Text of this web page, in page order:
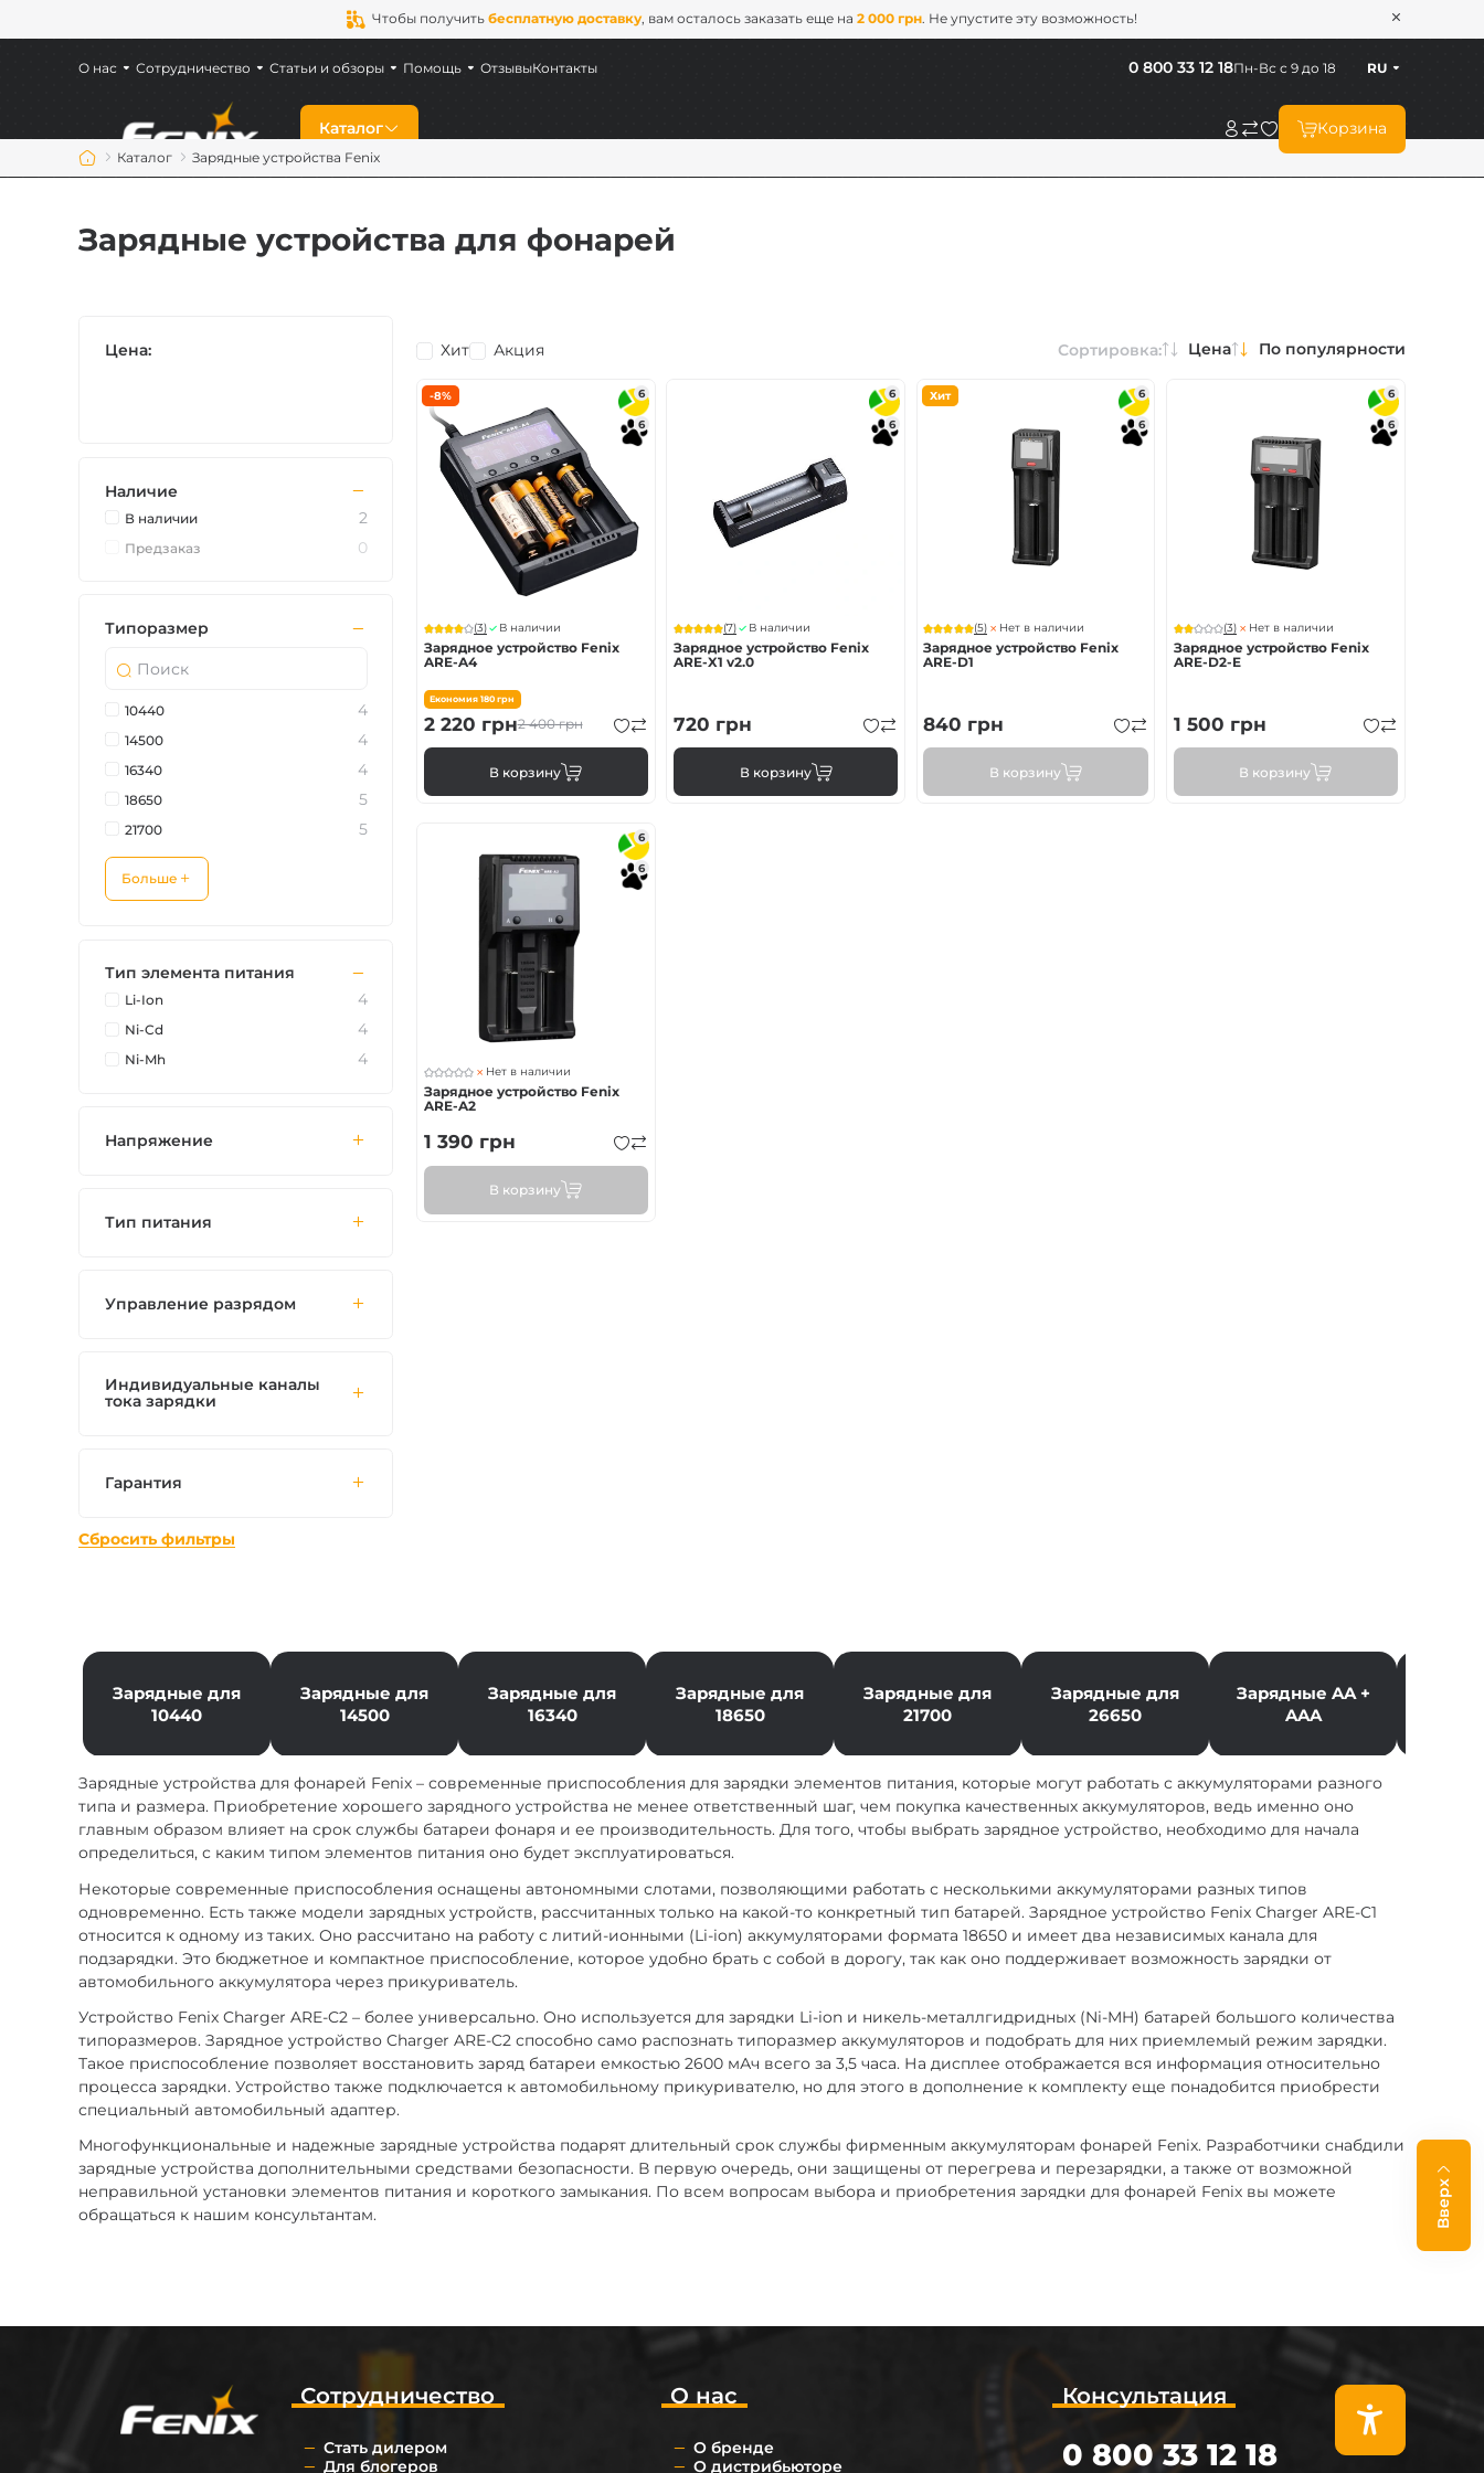
Чтобы получить бесплатную доставку, вам осталось заказать еще на 2 000 грн. Не упустите эту возможность!
Каталог
Фонари для военных
Аккумуляторы Fenix
Зарядные устройства Fenix
Аксессуары для фонарей
Корзина
Пн-Вс с 9 до 18
0 800 33 12 18 RU
О нас Сотрудничество Статьи и обзоры Помощь ОтзывыКонтакты
Каталог Зарядные устройства Fenix
Зарядные устройства для фонарей
Сортировка: Цена По популярности
Хит Акция
-8% 6
6
(3) В наличии
Зарядное устройство Fenix
ARE-A4
Економия180 грн
2 400грн
2 220 грн
В корзину
6
6
(7) В наличии
Зарядное устройство Fenix
ARE-X1 v2.0
720 грн
В корзину
Хит 6
6
(5) Нет в наличии
Зарядное устройство Fenix
ARE-D1
840 грн
В корзину
6
6
(3) Нет в наличии
Зарядное устройство Fenix
ARE-D2-E
1 500 грн
В корзину
6
6
Нет в наличии
Зарядное устройство Fenix
ARE-A2
1 390 грн
В корзину
Цена:
Наличие
В наличии 2
Предзаказ 0
Типоразмер
10440 4
14500 4
16340 4
18650 5
21700 5
Больше
Тип элемента питания
Li-Ion 4
Ni-Cd 4
Ni-Mh 4
Напряжение
Тип питания
Управление разрядом
Индивидуальные каналы
тока зарядки
Гарантия
Сбросить фильтры
Зарядные для
10440
Зарядные для
14500
Зарядные для
16340
Зарядные для
18650
Зарядные для
21700
Зарядные для
26650
Зарядные AA +
AAA
Зарядные устройства для фонарей Fenix – современные приспособления для зарядки элементов питания, которые могут работать с аккумуляторами разного
типа и размера. Приобретение хорошего зарядного устройства не менее ответственный шаг, чем покупка качественных аккумуляторов, ведь именно оно
главным образом влияет на срок службы батареи фонаря и ее производительность. Для того, чтобы выбрать зарядное устройство, необходимо для начала
определиться, с каким типом элементов питания оно будет эксплуатироваться.
Некоторые современные приспособления оснащены автономными слотами, позволяющими работать с несколькими аккумуляторами разных типов
одновременно. Есть также модели зарядных устройств, рассчитанных только на какой-то конкретный тип батарей. Зарядное устройство Fenix Charger ARE-C1
относится к одному из таких. Оно рассчитано на работу с литий-ионными (Li-ion) аккумуляторами формата 18650 и имеет два независимых канала для
подзарядки. Это бюджетное и компактное приспособление, которое удобно брать с собой в дорогу, так как оно поддерживает возможность зарядки от
автомобильного аккумулятора через прикуриватель.
Устройство Fenix Charger ARE-C2 – более универсально. Оно используется для зарядки Li-ion и никель-металлгидридных (Ni-MH) батарей большого количества
типоразмеров. Зарядное устройство Charger ARE-C2 способно само распознать типоразмер аккумуляторов и подобрать для них приемлемый режим зарядки.
Такое приспособление позволяет восстановить заряд батареи емкостью 2600 мАч всего за 3,5 часа. На дисплее отображается вся информация относительно
процесса зарядки. Устройство также подключается к автомобильному прикуривателю, но для этого в дополнение к комплекту еще понадобится приобрести
специальный автомобильный адаптер.
Многофункциональные и надежные зарядные устройства подарят длительный срок службы фирменным аккумуляторам фонарей Fenix. Разработчики снабдили
зарядные устройства дополнительными средствами безопасности. В первую очередь, они защищены от перегрева и перезарядки, а также от возможной
неправильной установки элементов питания и короткого замыкания. По всем вопросам выбора и приобретения зарядки для фонарей Fenix вы можете
обращаться к нашим консультантам.
Вверх
О нас
О бренде
О дистрибьюторе
Сотрудничество
Стать дилером
Для блогеров
Консультация
0 800 33 12 18